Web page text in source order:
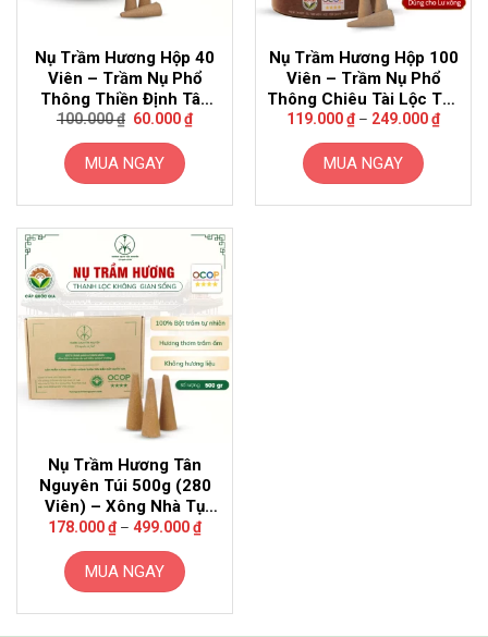
Nụ Trầm Hương Hộp 40
Viên – Trầm Nụ Phổ
Thông Thiền Định Tân
Nguyên
100.000₫ Giá
là:
100.000 ₫.
60.000₫Giá
hiện
MUA NGAY
Nụ Trầm Hương Hộp 100
Viên – Trầm Nụ Phổ
Thông Chiêu Tài Lộc Tân
Nguyên
119.000₫ – 249.000₫Khoảng
giá:
MUA NGAY
Nụ Trầm Hương Tân
Nguyên Túi 500g (280
Viên) – Xông Nhà Tụ
Vượng Khí
178.000₫ – 499.000₫Khoảng
giá:
MUA NGAY